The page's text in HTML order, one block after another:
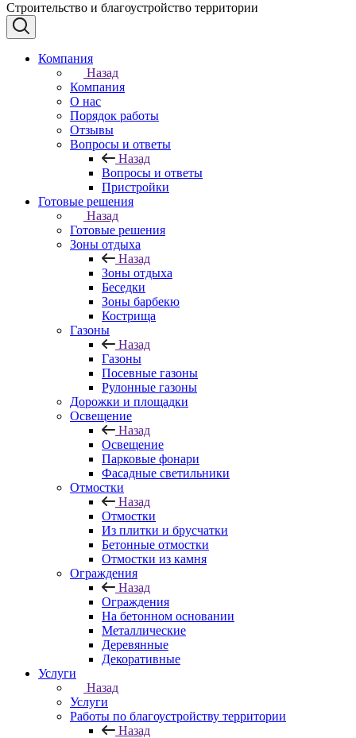
Строительство и благоустройство территории
Компания
Назад
Компания
О нас
Порядок работы
Отзывы
Вопросы и ответы
Назад
Вопросы и ответы
Пристройки
Готовые решения
Назад
Готовые решения
Зоны отдыха
Назад
Зоны отдыха
Беседки
Зоны барбекю
Кострища
Газоны
Назад
Газоны
Посевные газоны
Рулонные газоны
Дорожки и площадки
Освещение
Назад
Освещение
Парковые фонари
Фасадные светильники
Отмостки
Назад
Отмостки
Из плитки и брусчатки
Бетонные отмостки
Отмостки из камня
Ограждения
Назад
Ограждения
На бетонном основании
Металлические
Деревянные
Декоративные
Услуги
Назад
Услуги
Работы по благоустройству территории
Назад